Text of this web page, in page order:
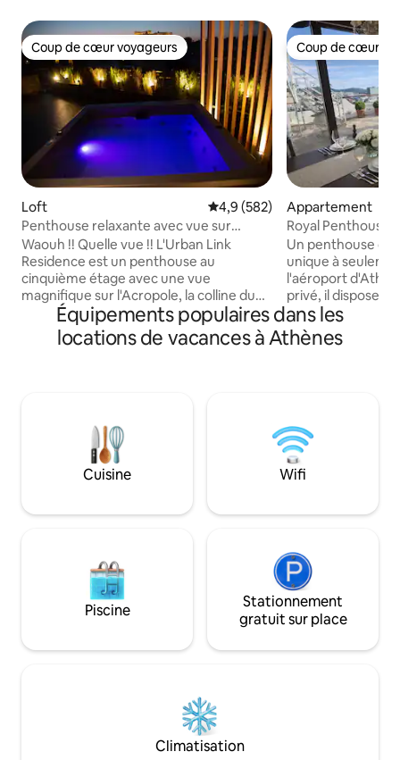
Coup de cœur voyageurs
Coup de cœur voyageurs
Loft Évaluation moyenne sur la
4,9 (582)
Penthouse relaxante avec vue sur
l'Acropole et jacuzzi
Waouh !! Quelle vue !! L'Urban Link
Residence est un penthouse au
cinquième étage avec une vue
magnifique sur l'Acropole, la colline du
Lycabette et la ville d'Athènes. Un
espace vraiment unique à un
emplacement idéal avec un design
une journée bien remplie à vous
à : ✓tous les équipements nécessaires,
une connexion Wi-Fi ✓gratuite, une
gratuites, une ✓ télévision (configurée
Coup de cœur
Coup de cœur
Appartement
Royal Penthouse
de l'aéroport
Un penthouse de
unique à
l'aéroport
privé, il dispose
lits
terrasse privée
pour une vue
inondent
et encadrent le
unique en son
classique et vue
Équipements populaires dans les
locations de vacances à Athènes
Cuisine Wifi
Piscine
Stationnement
gratuit sur place
Climatisation